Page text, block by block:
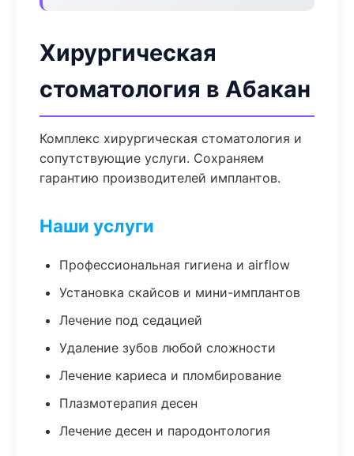
Хирургическая
стоматология в Абакан
Комплекс хирургическая стоматология и
сопутствующие услуги. Сохраняем
гарантию производителей имплантов.
Наши услуги
Профессиональная гигиена и airflow
Установка скайсов и мини-имплантов
Лечение под седацией
Удаление зубов любой сложности
Лечение кариеса и пломбирование
Плазмотерапия десен
Лечение десен и пародонтология